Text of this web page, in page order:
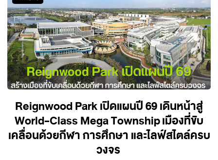
Reignwood Park เปิดแผนปี 69 เดินหน้าสู่
World-Class Mega Township เมืองที่ขับ
เคลื่อนด้วยกีฬา การศึกษา และไลฟ์สไตล์ครบ
วงจร